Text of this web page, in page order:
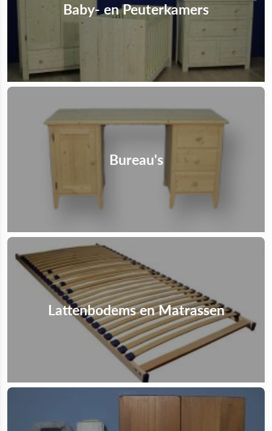
Baby- en Peuterkamers
Bureau's
Lattenbodems en Matrassen